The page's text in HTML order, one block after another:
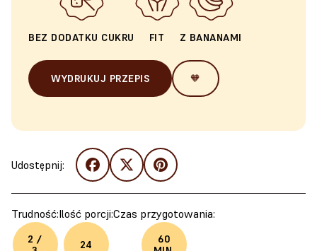
BEZ DODATKU CUKRU FIT Z BANANAMI
WYDRUKUJ PRZEPIS 🧡
Udostępnij:
Trudność:
2 /
Ilość porcji:
24
Czas przygotowania:
60